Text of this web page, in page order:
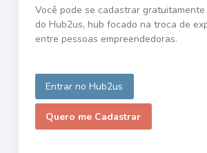
Você pode se cadastrar
do Hub2us, hub focado na troca de
entre pessoas empreendedoras.
Entrar no Hub2us
Quero me Cadastrar